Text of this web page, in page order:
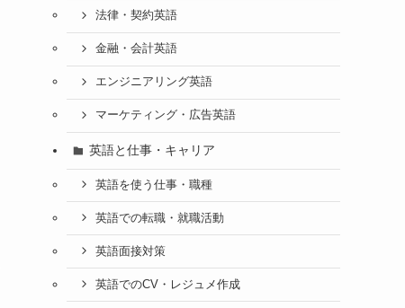
法律・契約英語
金融・会計英語
エンジニアリング英語
マーケティング・広告英語
英語と仕事・キャリア
英語を使う仕事・職種
英語での転職・就職活動
英語面接対策
英語でのCV・レジュメ作成